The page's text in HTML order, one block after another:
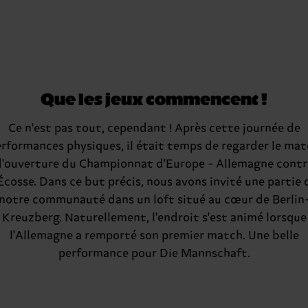
Que les jeux commencent !
Ce n'est pas tout, cependant ! Après cette journée de
physiques, il était temps de regarder le
du Championnat d'Europe - Allemagne
Dans ce but précis, nous avons invité une partie
communauté dans un loft situé au cœur de
Kreuzberg. Naturellement, l'endroit s'est animé lorsque
l'Allemagne a remporté son premier match. Une belle
performance pour Die Mannschaft.